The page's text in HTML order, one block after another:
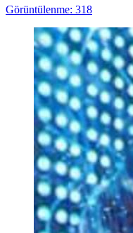
Görüntülenme: 318